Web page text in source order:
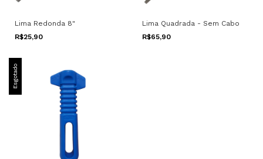
Lima Redonda 8"
R$25,90
Lima Quadrada - Sem Cabo
R$65,90
Esgotado